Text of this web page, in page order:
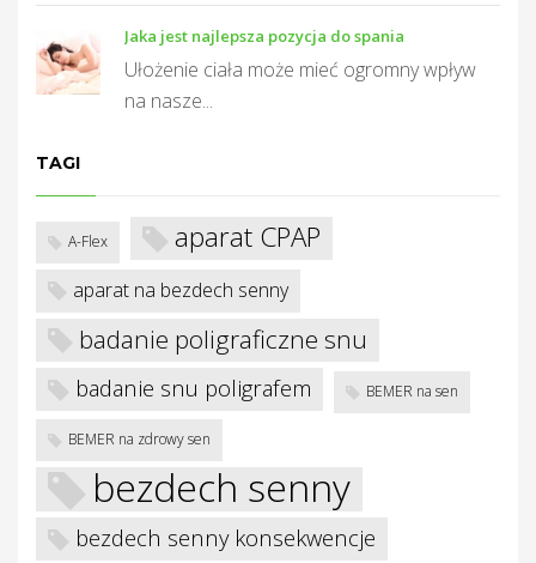
Jaka jest najlepsza pozycja do spania
Ułożenie ciała może mieć ogromny wpływ
na nasze...
TAGI
A-Flex aparat CPAP
aparat na bezdech senny
badanie poligraficzne snu
badanie snu poligrafem BEMER na sen
BEMER na zdrowy sen
bezdech senny
bezdech senny konsekwencje